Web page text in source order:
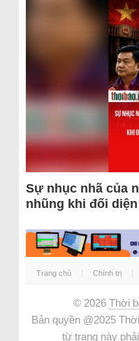
Sự nhục nhã của
nhũng khi đối
Trang chủ Chính trị
© 2026 Thời
Bản quyền @2025
từ trang này